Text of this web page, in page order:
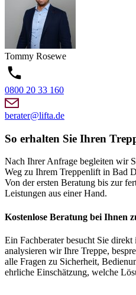
Tommy Rosewe
0800 20 33 160
berater@lifta.de
So erhalten Sie Ihren
Nach Ihrer Anfrage begleiten wir
Weg zu Ihrem Treppenlift in Bad
Von der ersten Beratung bis zur
Leistungen aus einer Hand.
Kostenlose Beratung bei Ihnen
Ein Fachberater besucht Sie
analysieren wir Ihre Treppe,
alle Fragen zu Sicherheit,
ehrliche Einschätzung, welche